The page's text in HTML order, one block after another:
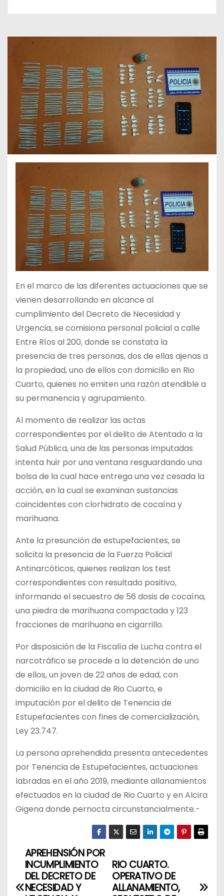
En el marco de las diferentes actuaciones que se
vienen desarrollando en alcance al
cumplimiento del Decreto de Necesidad y
Urgencia, se comisiona personal policial a calle
Entre Ríos al 200, donde se constata la
presencia de tres personas, dos de ellas ajenas a
la propiedad, uno de ellos con domicilio en Rio
Cuarto, quienes no emiten una razón atendible a
su permanencia y agrupamiento.
Al momento de realizar las actas
correspondientes por el delito de Atentado a la
Salud Pública, una de las personas imputadas
intenta huir por una ventana resguardando una
bolsa de la cual hace entrega una vez cesada la
acción, en la cual se examinan sustancias
coincidentes con clorhidrato de cocaína y
marihuana.
Ante la presunción de estupefacientes, se
solicita la presencia de la Fuerza Policial
Antinarcóticos, quienes realizan los test
correspondientes con resultado positivo,
informando el secuestro de 56 dosis de cocaína,
una piedra de marihuana compactada y 123
fracciones de marihuana en cigarrillo.
Por disposición de la Fiscalía de Lucha contra el
narcotráfico se procede a la detención de uno
de ellos, un joven de 22 años de edad, con
domicilio en la ciudad de Rio Cuarto, e
imputación por el delito de Tenencia de
Estupefacientes con fines de comercialización,
Ley 23.747.
La persona aprehendida presenta antecedentes
por Tenencia de Estupefacientes, actuaciones
labradas en el año 2019, mediante allanamientos
efectuados en la ciudad de Rio Cuarto y en Alcira
Gigena donde pernocta circunstancialmente.-
N
RIO CUARTO.
OPERATIVO DE
ALLANAMIENTO,
APREHENSIÓN POR
INCUMPLIMIENTO
DEL DECRETO DE
NECESIDAD Y